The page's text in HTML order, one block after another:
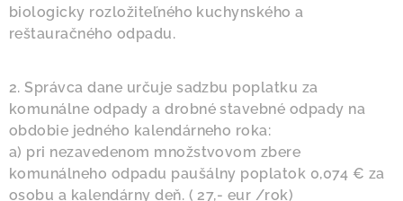
biologicky rozložiteľného kuchynského a
reštauračného odpadu.
2. Správca dane určuje sadzbu poplatku za
komunálne odpady a drobné stavebné odpady na
obdobie jedného kalendárneho roka:
a) pri nezavedenom množstvovom zbere
komunálneho odpadu paušálny poplatok 0,074 € za
osobu a kalendárny deň. ( 27,- eur /rok)